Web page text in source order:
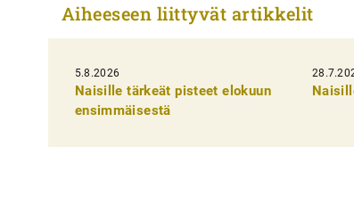
i
k
e
Aiheeseen liittyvät artikkelit
5.8.2026
Naisille tärkeät pisteet elokuun
ensimmäisestä